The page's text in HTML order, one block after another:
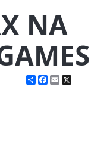
NA
ShareFacebook
Email